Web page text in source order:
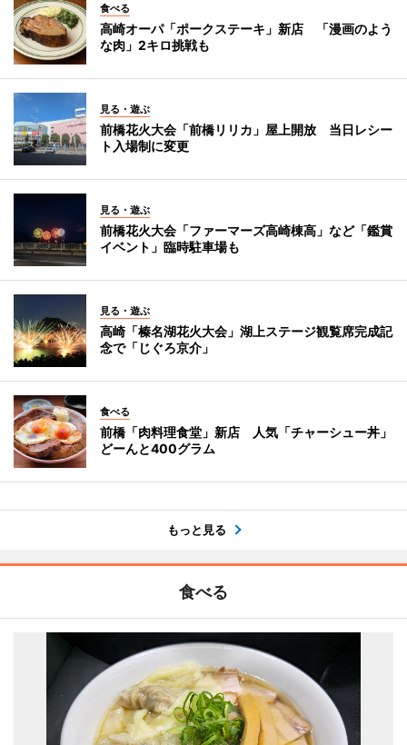
食べる
高崎オーパ「ポークステーキ」新店 「漫画のよう
な肉」2キロ挑戦も
見る・遊ぶ
前橋花火大会「前橋リリカ」屋上開放 当日レシー
ト入場制に変更
見る・遊ぶ
前橋花火大会「ファーマーズ高崎棟高」など「鑑賞
イベント」臨時駐車場も
見る・遊ぶ
高崎「榛名湖花火大会」湖上ステージ観覧席完成記
念で「じぐろ京介」
食べる
前橋「肉料理食堂」新店 人気「チャーシュー丼」
どーんと400グラム
もっと見る
食べる